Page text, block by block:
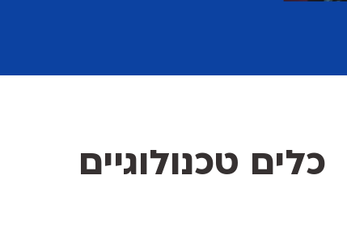
כלים טכנולוגיים